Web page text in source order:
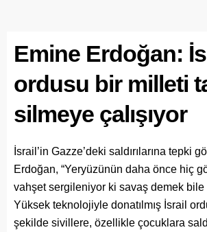
Emine Erdoğan:
ordusu bir milleti
silmeye çalışıyor
İsrail’in Gazze’deki saldırılarına tepki
Erdoğan, “Yeryüzünün daha önce hiç
vahşet sergileniyor ki savaş demek bile
Yüksek teknolojiyle donatılmış İsrail
şekilde sivillere, özellikle çocuklara